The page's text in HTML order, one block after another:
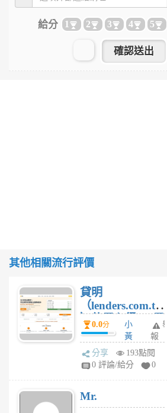
給分 1 2 3 4 5
其他相關流行評價
貸明
（lenders.com.tw
）使用心得 — 民
間貸款比較平台
體驗
0.0分
小
黃
蜂
1
舉
報
分享
193點閱
0 評論/給分
0
Mr.